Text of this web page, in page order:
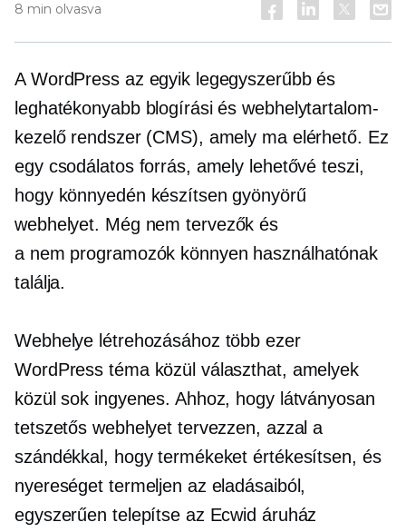
8 min olvasva
A WordPress az egyik legegyszerűbb és
leghatékonyabb blogírási és webhelytartalom-
kezelő rendszer (CMS), amely ma elérhető. Ez
egy csodálatos forrás, amely lehetővé teszi,
hogy könnyedén készítsen gyönyörű
webhelyet. Még nem tervezők és
a nem programozók könnyen használhatónak
találja.
Webhelye létrehozásához több ezer
WordPress téma közül választhat, amelyek
közül sok ingyenes. Ahhoz, hogy látványosan
tetszetős webhelyet tervezzen, azzal a
szándékkal, hogy termékeket értékesítsen, és
nyereséget termeljen az eladásaiból,
egyszerűen telepítse az Ecwid áruház